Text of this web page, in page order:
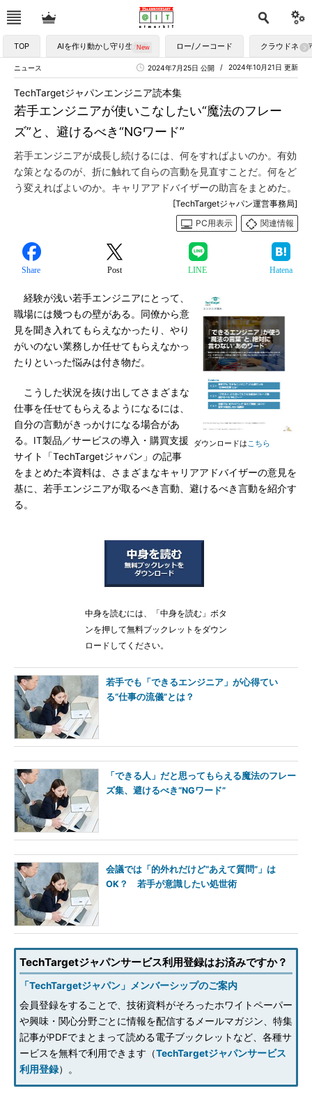
TOP AIを作り動かし守り生かす ロー/ノーコード クラウドネイ
ニュース 2024年10月21日 更新
2024年7月25日 公開
若手エンジニアが使いこなしたい“魔法のフレー
ズ”と、避けるべき“NGワード”
TechTargetジャパンエンジニア読本集
若手エンジニアが成長し続けるには、何をすればよいのか。有効
な策となるのが、折に触れて自らの言動を見直すことだ。何をど
う変えればよいのか。キャリアアドバイザーの助言をまとめた。
[TechTargetジャパン運営事務局]
PC用表示
関連情報
Share Post LINE Hatena
ダウンロードはこちら
経験が浅い若手エンジニアにとって、
職場には幾つもの壁がある。同僚から意
見を聞き入れてもらえなかったり、やり
がいのない業務しか任せてもらえなかっ
たりといった悩みは付き物だ。
こうした状況を抜け出してさまざまな
仕事を任せてもらえるようになるには、
自分の言動がきっかけになる場合があ
る。IT製品／サービスの導入・購買支援
サイト「TechTargetジャパン」の記事
をまとめた本資料は、さまざまなキャリアアドバイザーの意見を
基に、若手エンジニアが取るべき言動、避けるべき言動を紹介す
る。
中身を読むには、「中身を読む」ボタ
ンを押して無料ブックレットをダウン
ロードしてください。
若手でも「できるエンジニア」が心得てい
る“仕事の流儀”とは？
「できる人」だと思ってもらえる魔法のフレー
ズ集、避けるべき“NGワード”
会議では「的外れだけど“あえて質問”」は
OK？ 若手が意識したい処世術
TechTargetジャパンサービス利用登録はお済みですか？
「TechTargetジャパン」メンバーシップのご案内
会員登録をすることで、技術資料がそろったホワイトペーパー
や興味・関心分野ごとに情報を配信するメールマガジン、特集
記事がPDFでまとまって読める電子ブックレットなど、各種サ
ービスを無料で利用できます（TechTargetジャパンサービス
利用登録）。